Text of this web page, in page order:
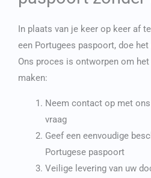
In plaats van je keer op keer af
een Portugees paspoort, doe
Ons proces is ontworpen om
maken:
Neem contact op met
vraag
Geef een eenvoudige
Portugese paspoort
Veilige levering van uw